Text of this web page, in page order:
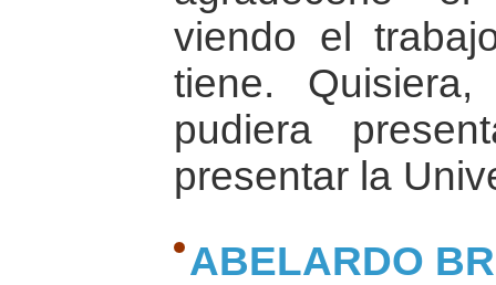
viendo el
tiene.
pudiera
presentar la
ABELARDO